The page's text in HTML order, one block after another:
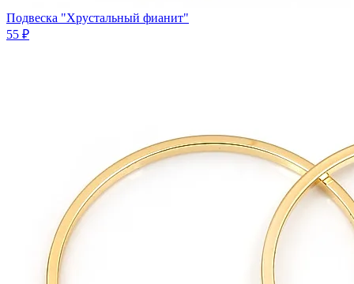
Подвеска "Хрустальный фианит"
55 ₽